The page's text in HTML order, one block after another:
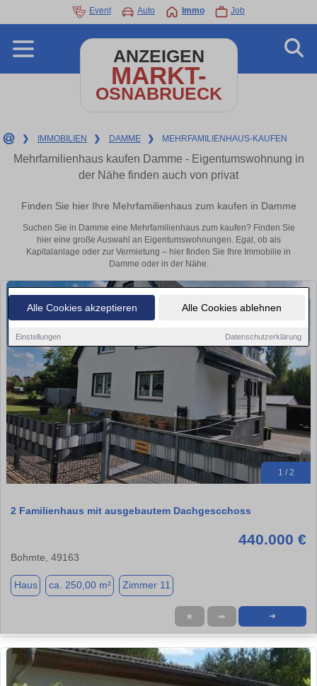
Alle Cookies akzeptieren Alle Cookies ablehnen
Einstellungen Datenschutzerklärung
Event Auto Immo Job
ANZEIGEN
MARKT-
OSNABRUECK
❯ IMMOBILIEN ❯ DAMME ❯ MEHRFAMILIENHAUS-KAUFEN
Mehrfamilienhaus kaufen Damme - Eigentumswohnung in
der Nähe finden auch von privat
Finden Sie hier Ihre Mehrfamilienhaus zum kaufen in Damme
Suchen Sie in Damme eine Mehrfamilienhaus zum kaufen? Finden Sie
hier eine große Auswahl an Eigentumswohnungen. Egal, ob als
Kapitalanlage oder zur Vermietung – hier finden Sie Ihre Immobilie in
Damme oder in der Nähe.
1 / 2
2 Familienhaus mit ausgebautem Dachgescchoss
440.000 €
Bohmte, 49163
Haus ca. 250,00 m² Zimmer 11
★ ➦ ➜